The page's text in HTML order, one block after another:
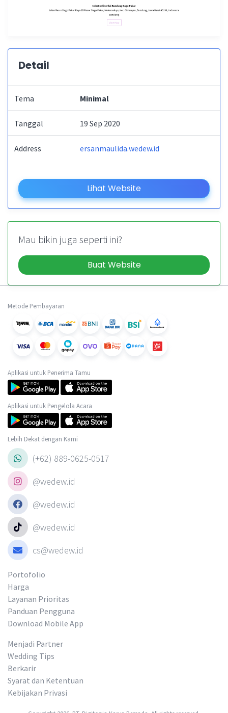
Detail
Tema Minimal
Tanggal 19 Sep 2020
Address ersanmaulida.wedew.id
Lihat Website
Mau bikin juga seperti ini?
Buat Website
Metode Pembayaran
Aplikasi untuk Penerima Tamu
Aplikasi untuk Pengelola Acara
Lebih Dekat dengan Kami
(+62) 889-0625-0517
@wedew.id
@wedew.id
@wedew.id
cs@wedew.id
Portofolio
Harga
Layanan Prioritas
Panduan Pengguna
Download Mobile App
Menjadi Partner
Wedding Tips
Berkarir
Syarat dan Ketentuan
Kebijakan Privasi